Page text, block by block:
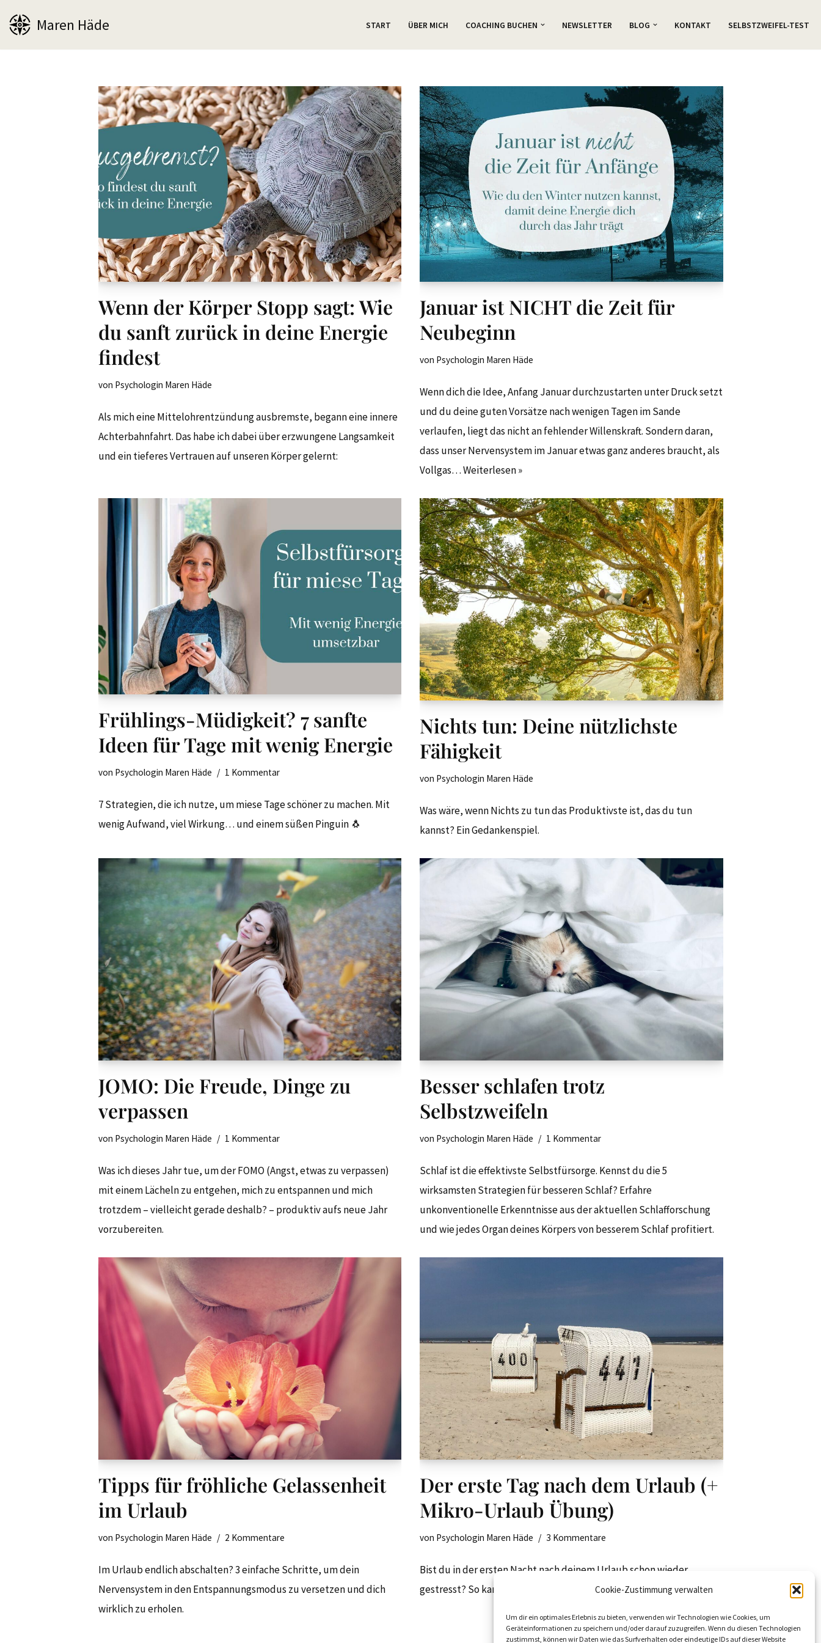
Cookie-Zustimmung verwalten
Um dir ein optimales Erlebnis zu bieten, verwenden wir Technologien wie Cookies, um
Geräteinformationen zu speichern und/oder darauf zuzugreifen. Wenn du diesen Technologien
zustimmst, können wir Daten wie das Surfverhalten oder eindeutige IDs auf dieser Website
Zum
Maren Häde START ÜBER MICH COACHING BUCHEN NEWSLETTER BLOG KONTAKT SELBSTZWEIFEL-TEST
Wenn der Körper Stopp sagt: Wie
du sanft zurück in deine Energie
findest
von Psychologin Maren Häde
Als mich eine Mittelohrentzündung ausbremste, begann eine innere
Achterbahnfahrt. Das habe ich dabei über erzwungene Langsamkeit
und ein tieferes Vertrauen auf unseren Körper gelernt:
Januar ist NICHT die Zeit für
Neubeginn
von Psychologin Maren Häde
Wenn dich die Idee, Anfang Januar durchzustarten unter Druck setzt
und du deine guten Vorsätze nach wenigen Tagen im Sande
verlaufen, liegt das nicht an fehlender Willenskraft. Sondern daran,
dass unser Nervensystem im Januar etwas ganz anderes braucht, als
Vollgas…Weiterlesen »
Frühlings-Müdigkeit? 7 sanfte
Ideen für Tage mit wenig Energie
von Psychologin Maren Häde 1 Kommentar
7 Strategien, die ich nutze, um miese Tage schöner zu machen. Mit
wenig Aufwand, viel Wirkung… und einem süßen Pinguin 🐧
Nichts tun: Deine nützlichste
Fähigkeit
von Psychologin Maren Häde
Was wäre, wenn Nichts zu tun das Produktivste ist, das du tun
kannst? Ein Gedankenspiel.
JOMO: Die Freude, Dinge zu
verpassen
von Psychologin Maren Häde 1 Kommentar
Was ich dieses Jahr tue, um der FOMO (Angst, etwas zu verpassen)
mit einem Lächeln zu entgehen, mich zu entspannen und mich
trotzdem – vielleicht gerade deshalb? – produktiv aufs neue Jahr
vorzubereiten.
Besser schlafen trotz
Selbstzweifeln
von Psychologin Maren Häde 1 Kommentar
Schlaf ist die effektivste Selbstfürsorge. Kennst du die 5
wirksamsten Strategien für besseren Schlaf? Erfahre
unkonventionelle Erkenntnisse aus der aktuellen Schlafforschung
und wie jedes Organ deines Körpers von besserem Schlaf profitiert.
Tipps für fröhliche Gelassenheit
im Urlaub
von Psychologin Maren Häde 2 Kommentare
Im Urlaub endlich abschalten? 3 einfache Schritte, um dein
Nervensystem in den Entspannungsmodus zu versetzen und dich
wirklich zu erholen.
Der erste Tag nach dem Urlaub (+
Mikro-Urlaub Übung)
von Psychologin Maren Häde 3 Kommentare
Bist du in der ersten Nacht nach deinem Urlaub schon wieder
gestresst? So kannst du entspannt in deine Arbeitswoche starten.